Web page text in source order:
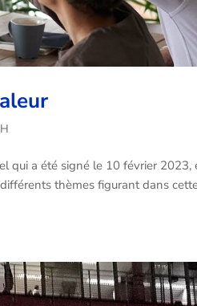
qui a été signé le 10 février 2023,
thèmes figurant dans